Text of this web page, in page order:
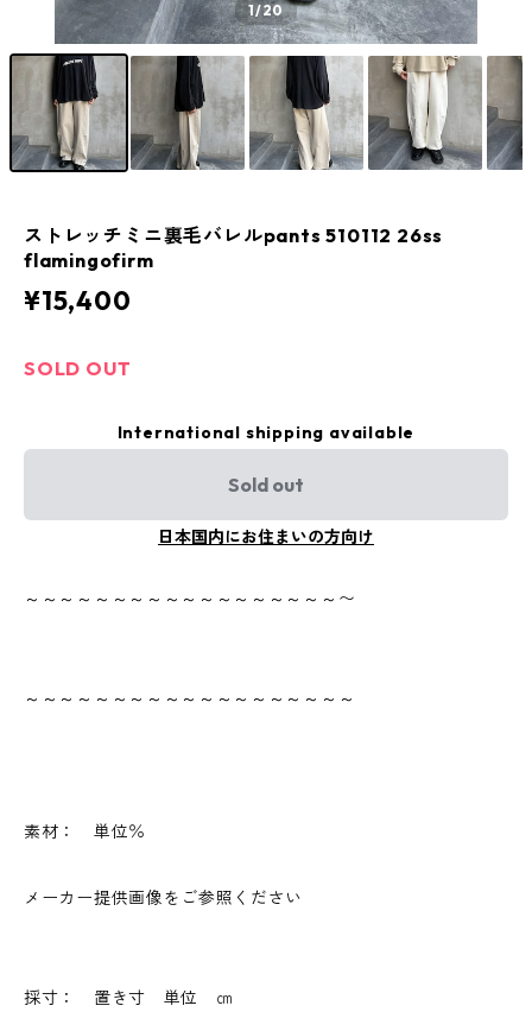
1/20
ストレッチミニ裏毛バレルpants 510112 26ss
flamingofirm
¥15,400
SOLD OUT
International shipping available
Sold out
日本国内にお住まいの方向け
～～～～～～～～～～～～～～～～～～〜
～～～～～～～～～～～～～～～～～～～
素材： 単位％
メーカー提供画像をご参照ください
採寸： 置き寸 単位 ㎝